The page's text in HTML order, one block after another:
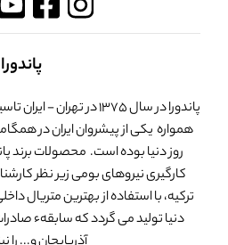
پاندورا
پاندورا در سال 1375 در تهران
همواره یکی از پیشروان ایران در
روز دنیا بوده است. محصولات برند
کارگیری نیروهای بومی زیر نظر
ترکیه، با استفاده از بهترین متریال
دنیا تولید می گردد که سابقهء صادرات